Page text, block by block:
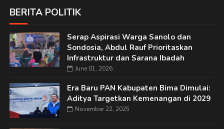
BERITA POLITIK
Serap Aspirasi Warga Sanolo dan
Sondosia, Abdul Rauf Prioritaskan
Infrastruktur dan Sarana Ibadah
June 01, 2026
Era Baru PAN Kabupaten Bima Dimulai:
Aditya Targetkan Kemenangan di 2029
November 22, 2025